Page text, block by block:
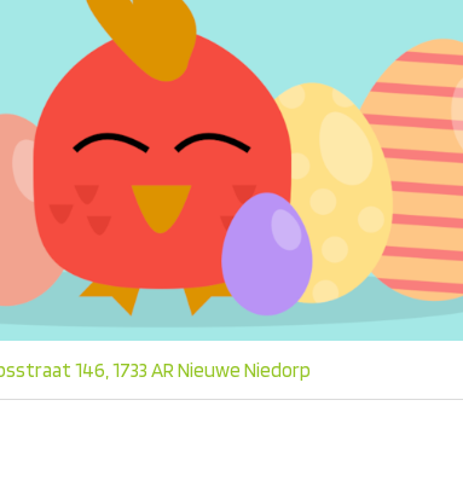
146, 1733 AR Nieuwe Niedorp